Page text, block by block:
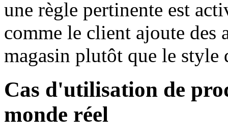
une règle pertinente est
comme le client ajoute des
magasin plutôt que le style
Cas d'utilisation de
monde réel